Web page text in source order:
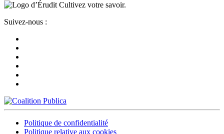
Cultivez votre savoir.
Suivez-nous :
Politique de confidentialité
Politique relative aux cookies